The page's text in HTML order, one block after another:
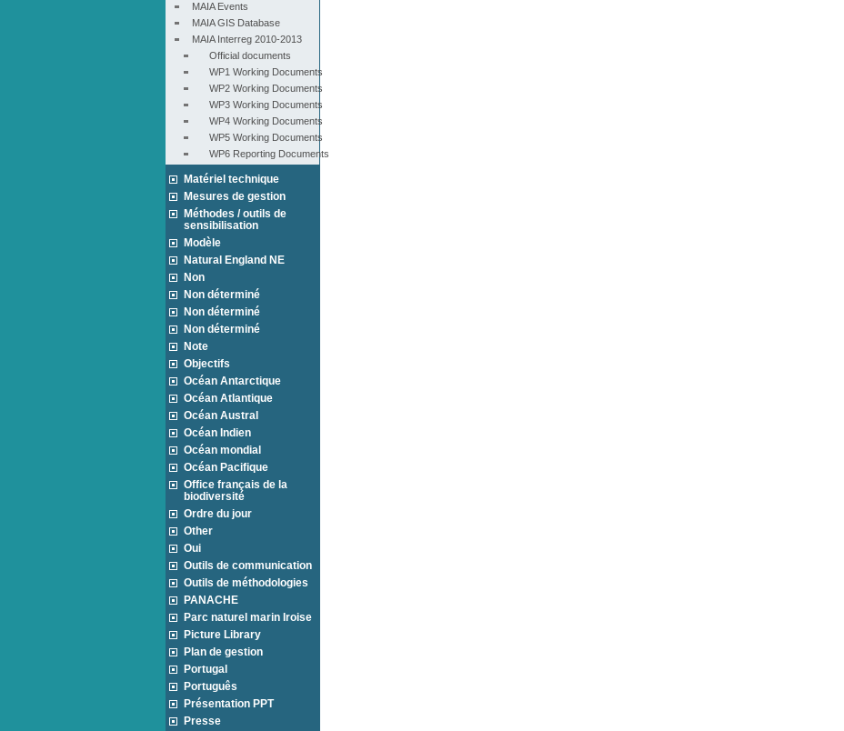
MAIA Events
MAIA GIS Database
MAIA Interreg 2010-2013
Official documents
WP1 Working Documents
WP2 Working Documents
WP3 Working Documents
WP4 Working Documents
WP5 Working Documents
WP6 Reporting Documents
Matériel technique
Mesures de gestion
Méthodes / outils de
sensibilisation
Modèle
Natural England NE
Non
Non déterminé
Non déterminé
Non déterminé
Note
Objectifs
Océan Antarctique
Océan Atlantique
Océan Austral
Océan Indien
Océan mondial
Océan Pacifique
Office français de la
biodiversité
Ordre du jour
Other
Oui
Outils de communication
Outils de méthodologies
PANACHE
Parc naturel marin Iroise
Picture Library
Plan de gestion
Portugal
Português
Présentation PPT
Presse